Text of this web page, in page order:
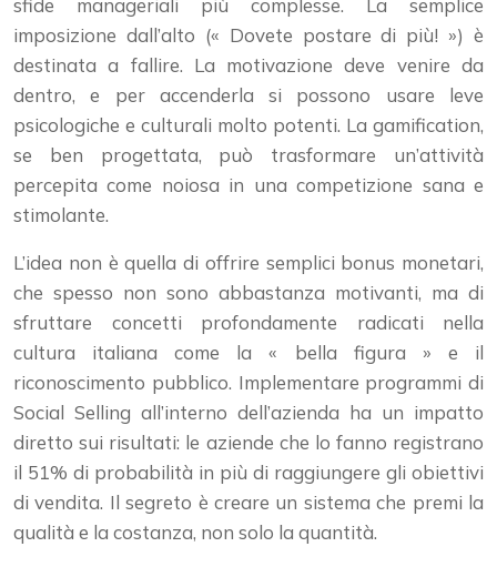
sfide manageriali più complesse. La semplice
imposizione dall’alto (« Dovete postare di più! ») è
destinata a fallire. La motivazione deve venire da
dentro, e per accenderla si possono usare leve
psicologiche e culturali molto potenti. La gamification,
se ben progettata, può trasformare un’attività
percepita come noiosa in una competizione sana e
stimolante.
L’idea non è quella di offrire semplici bonus monetari,
che spesso non sono abbastanza motivanti, ma di
sfruttare concetti profondamente radicati nella
cultura italiana come la « bella figura » e il
riconoscimento pubblico. Implementare programmi di
Social Selling all’interno dell’azienda ha un impatto
diretto sui risultati: le aziende che lo fanno registrano
il 51% di probabilità in più di raggiungere gli obiettivi
di vendita. Il segreto è creare un sistema che premi la
qualità e la costanza, non solo la quantità.